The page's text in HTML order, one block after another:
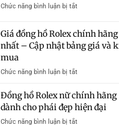
Nghiệm
Ý
Mẫu
Rolex
Chính
Trong
Nhất
2026
Nhật
Giá
Chi
Tiết
Từng
Chức năng bình luận bị tắtở
Hồ
Rolex
Hãng
Nhất
2026
Giá đồng hồ Rolex chính
nhất – Cập nhật bảng giá và
mua
Chức năng bình luận bị tắtở
đồng
Rolex
chính
Đồng hồ Rolex nữ chính hãng
dành cho phái đẹp hiện đại
Chức năng bình luận bị tắtở